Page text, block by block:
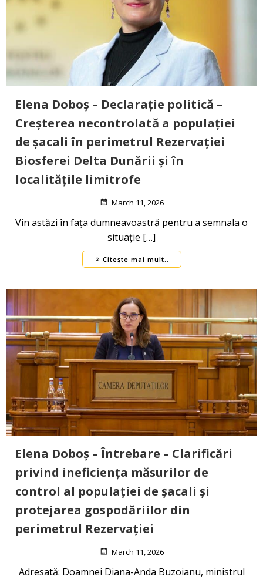
Elena Doboș – Declarație politică –
Creșterea necontrolată a populației
de șacali în perimetrul Rezervației
Biosferei Delta Dunării și în
localitățile limitrofe
March 11, 2026
Vin astăzi în fața dumneavoastră pentru a semnala o
situație […]
Citește mai mult..
Elena Doboș – Întrebare – Clarificări
privind ineficiența măsurilor de
control al populației de șacali și
protejarea gospodăriilor din
perimetrul Rezervației
March 11, 2026
Adresată: Doamnei Diana-Anda Buzoianu, ministrul